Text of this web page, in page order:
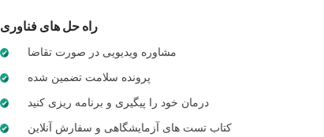
راه حل های فناوری
مشاوره ویدیویی در صورت تقاضا
پرونده سلامت تضمین شده
درمان خود را پیگیری و برنامه ریزی کنید